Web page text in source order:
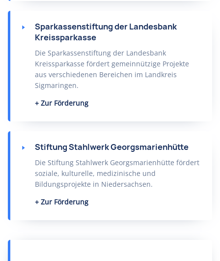
Sparkassenstiftung der Landesbank
Kreissparkasse
Die Sparkassenstiftung der Landesbank
Kreissparkasse fördert gemeinnützige Projekte
aus verschiedenen Bereichen im Landkreis
Sigmaringen.
Zur Förderung
Stiftung Stahlwerk Georgsmarienhütte
Die Stiftung Stahlwerk Georgsmarienhütte fördert
soziale, kulturelle, medizinische und
Bildungsprojekte in Niedersachsen.
Zur Förderung